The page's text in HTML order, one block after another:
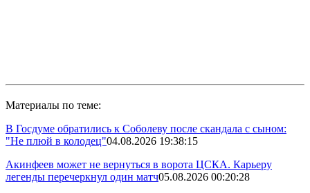
Материалы по теме:
В Госдуме обратились к Соболеву после скандала с сыном:
"Не плюй в колодец"04.08.2026 19:38:15
Акинфеев может не вернуться в ворота ЦСКА. Карьеру
легенды перечеркнул один матч05.08.2026 00:20:28